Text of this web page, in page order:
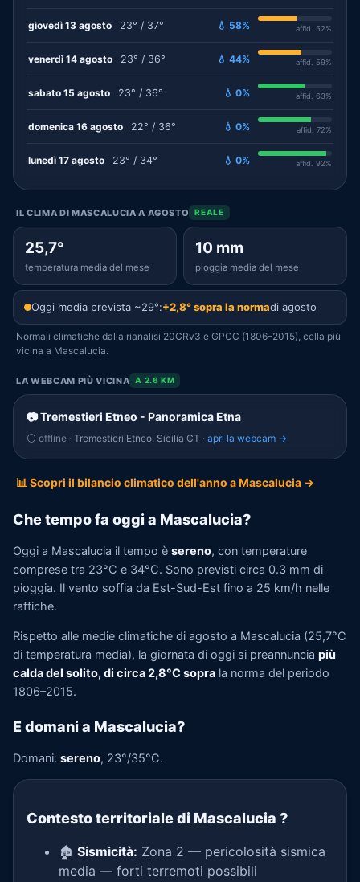
giovedì 13 agosto 23° / 37° 💧 58% affid. 52%
venerdì 14 agosto 23° / 36° 💧 44% affid. 59%
sabato 15 agosto 23° / 36° 💧 0% affid. 63%
domenica 16 agosto 22° / 36° 💧 0% affid. 72%
lunedì 17 agosto 23° / 34° 💧 0% affid. 92%
IL CLIMA DI MASCALUCIA A AGOSTO REALE
25,7°
temperatura media del mese
10 mm
pioggia media del mese
Oggi media prevista ~29°:+2,8° sopra la normadi agosto
Normali climatiche dalla rianalisi 20CRv3 e GPCC (1806–2015), cella più
vicina a Mascalucia.
LA WEBCAM PIÙ VICINA A 2.6 KM
📷 Tremestieri Etneo - Panoramica Etna
⚪ offline · Tremestieri Etneo, Sicilia CT · apri la webcam →
📊 Scopri il bilancio climatico dell'anno a Mascalucia →
Che tempo fa oggi a Mascalucia?
Oggi a Mascalucia il tempo è sereno, con temperature
comprese tra 23°C e 34°C. Sono previsti circa 0.3 mm di
pioggia. Il vento soffia da Est-Sud-Est fino a 25 km/h nelle
raffiche.
Rispetto alle medie climatiche di agosto a Mascalucia (25,7°C
di temperatura media), la giornata di oggi si preannuncia più
calda del solito, di circa 2,8°C sopra la norma del periodo
1806–2015.
E domani a Mascalucia?
Domani: sereno, 23°/35°C.
Contesto territoriale di Mascalucia ?
🏚️ Sismicità: Zona 2 — pericolosità sismica
media — forti terremoti possibili